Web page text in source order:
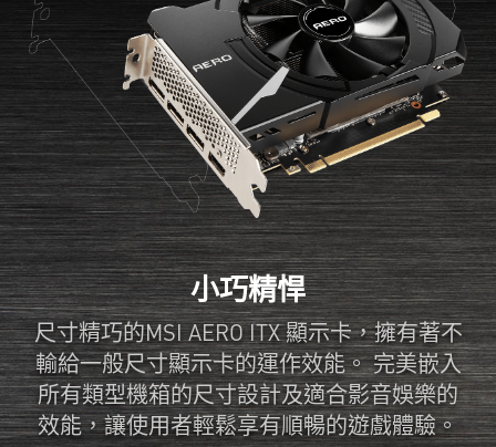
小巧精悍
尺寸精巧的MSI AERO ITX 顯示卡，擁有著不
輸給一般尺寸顯示卡的運作效能。 完美嵌入
所有類型機箱的尺寸設計及適合影音娛樂的
效能，讓使用者輕鬆享有順暢的遊戲體驗。